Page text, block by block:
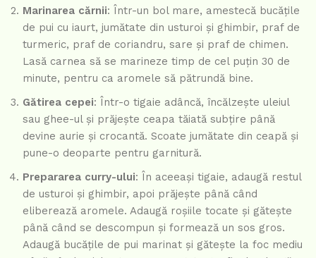
Marinarea cărnii: Într-un bol mare, amestecă bucățile
de pui cu iaurt, jumătate din usturoi și ghimbir, praf de
turmeric, praf de coriandru, sare și praf de chimen.
Lasă carnea să se marineze timp de cel puțin 30 de
minute, pentru ca aromele să pătrundă bine.
Gătirea cepei: Într-o tigaie adâncă, încălzește uleiul
sau ghee-ul și prăjește ceapa tăiată subțire până
devine aurie și crocantă. Scoate jumătate din ceapă și
pune-o deoparte pentru garnitură.
Prepararea curry-ului: În aceeași tigaie, adaugă restul
de usturoi și ghimbir, apoi prăjește până când
eliberează aromele. Adaugă roșiile tocate și gătește
până când se descompun și formează un sos gros.
Adaugă bucățile de pui marinat și gătește la foc mediu